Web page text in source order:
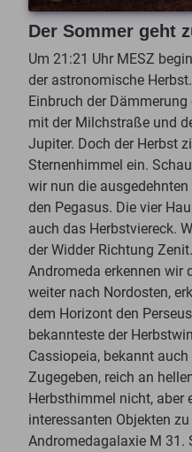
Der Sommer geht
Um 21:21 Uhr MESZ
der astronomische
Einbruch der
mit der Milchstraße und
Jupiter. Doch der Herbst
Sternenhimmel ein.
wir nun die
den Pegasus. Die vier
auch das Herbstviereck.
der Widder Richtung
Andromeda erkennen wir
weiter nach Nordosten,
dem Horizont den
bekannteste der
Cassiopeia, bekannt auch
Zugegeben, reich an
Herbsthimmel nicht, aber
interessanten Objekten
Andromedagalaxie M 31.